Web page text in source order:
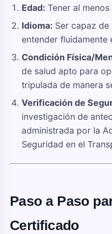
Edad: Tener al
Idioma: Ser capaz de
entender fluidamente
Condición Física/
de salud apto para
tripulada de manera
Verificación de
investigación de
administrada por la
Seguridad en el
Paso a Paso
Certificado